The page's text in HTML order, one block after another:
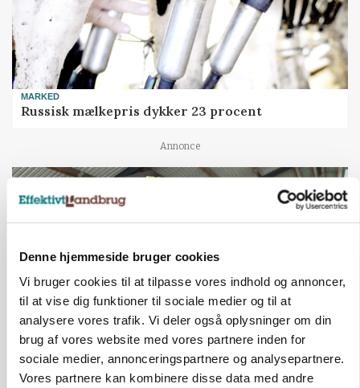
Denne hjemmeside bruger cookies
Vi bruger cookies til at tilpasse vores indhold og annoncer,
til at vise dig funktioner til sociale medier og til at
analysere vores trafik. Vi deler også oplysninger om din
brug af vores website med vores partnere inden for
sociale medier, annonceringspartnere og analysepartnere.
Vores partnere kan kombinere disse data med andre
MARKED
Russisk mælkepris dykker 23 procent
Annonce
POLITIK
»Nu stopper I«: Landbrugsdebattør og